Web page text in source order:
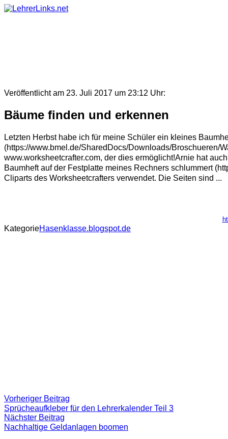
Skip
Veröffentlicht am 23. Juli 2017 um 23:12 Uhr:
Bäume finden und erkennen
Letzten Herbst habe ich für meine Schüler ein kleines
(https://www.bmel.de/SharedDocs/Downloads/Broschueren/
www.worksheetcrafter.com, der dies ermöglicht!Arnie hat
Baumheft auf der Festplatte meines Rechners schlummert
Cliparts des Worksheetcrafters verwendet. Die Seiten sind ...
KategorieHasenklasse.blogspot.de
Beitragsnavigation
Vorheriger Beitrag
Beitrag:
Sprücheaufkleber für den Lehrerkalender Teil 3
Nächster Beitrag
Beitrag
Nachhaltige Geldanlagen boomen